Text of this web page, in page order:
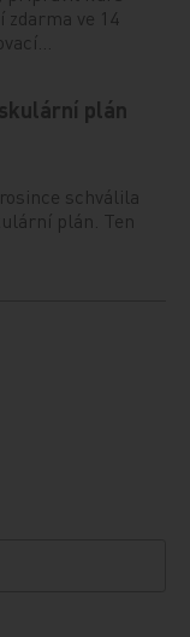
ve 14
plán
schválila
plán. Ten